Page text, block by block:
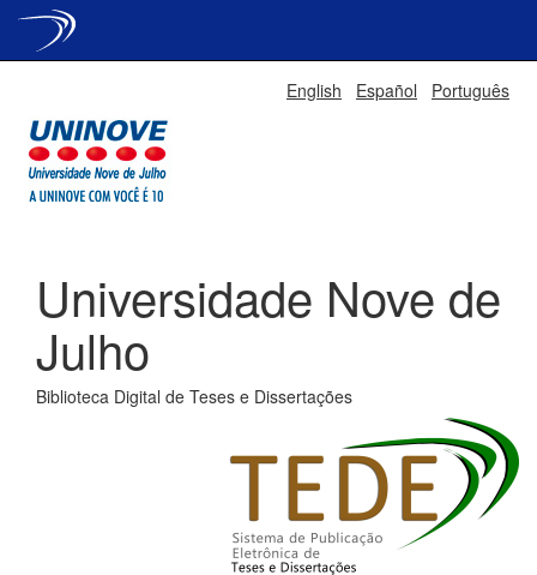
English Español Português
Universidade Nove de
Julho
Biblioteca Digital de Teses e Dissertações